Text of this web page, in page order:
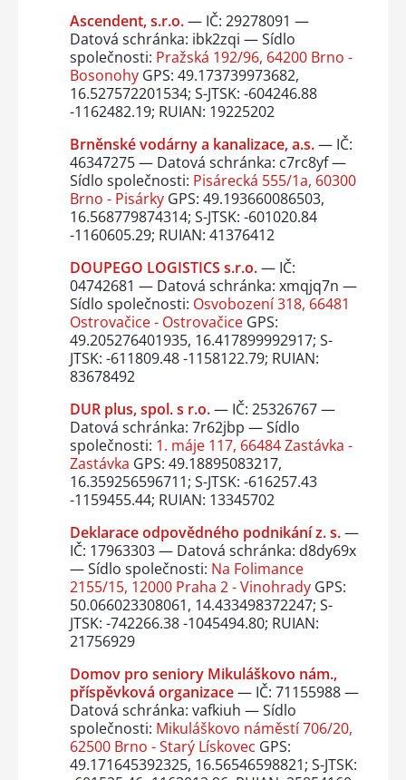
Ascendent, s.r.o.— IČ: 29278091 —
Datová schránka: ibk2zqi — Sídlo
společnosti: Pražská 192/96, 64200 Brno -
BosonohyGPS: 49.173739973682,
16.527572201534; S-JTSK: -604246.88
-1162482.19; RUIAN: 19225202
Brněnské vodárny a kanalizace, a.s.— IČ:
46347275 — Datová schránka: c7rc8yf —
Sídlo společnosti: Pisárecká 555/1a, 60300
Brno - PisárkyGPS: 49.193660086503,
16.568779874314; S-JTSK: -601020.84
-1160605.29; RUIAN: 41376412
DOUPEGO LOGISTICS s.r.o.— IČ:
04742681 — Datová schránka: xmqjq7n —
Sídlo společnosti: Osvobození 318, 66481
Ostrovačice - OstrovačiceGPS:
49.205276401935, 16.417899992917; S-
JTSK: -611809.48 -1158122.79; RUIAN:
83678492
DUR plus, spol. s r.o.— IČ: 25326767 —
Datová schránka: 7r62jbp — Sídlo
společnosti: 1. máje 117, 66484 Zastávka -
Zastávka GPS: 49.18895083217,
16.359256596711; S-JTSK: -616257.43
-1159455.44; RUIAN: 13345702
Deklarace odpovědného podnikání z. s.—
IČ: 17963303 — Datová schránka: d8dy69x
— Sídlo společnosti: Na Folimance
2155/15, 12000 Praha 2 - VinohradyGPS:
50.066023308061, 14.433498372247; S-
JTSK: -742266.38 -1045494.80; RUIAN:
21756929
Domov pro seniory Mikuláškovo nám.,
příspěvková organizace— IČ: 71155988 —
Datová schránka: vafkiuh — Sídlo
společnosti: Mikuláškovo náměstí 706/20,
62500 Brno - Starý Lískovec GPS:
49.171645392325, 16.56546598821; S-JTSK: